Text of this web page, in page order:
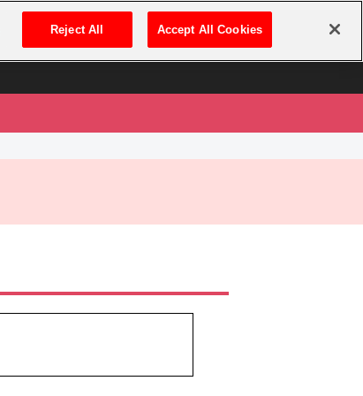
ログイン・新規登録
Reject All Accept All Cookies